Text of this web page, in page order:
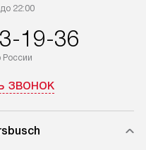
22:00
19-36
России
звонок